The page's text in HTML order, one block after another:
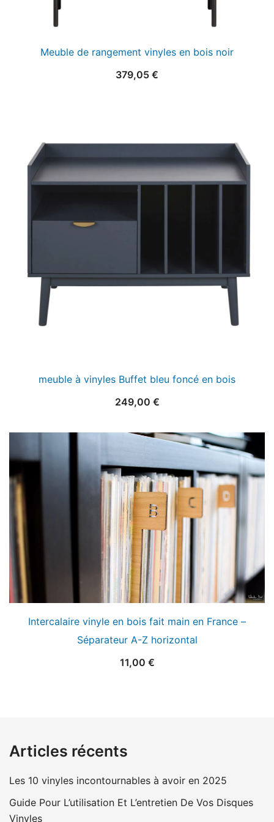
Meuble de rangement vinyles en bois noir
379,05 €
meuble à vinyles Buffet bleu foncé en bois
249,00 €
Intercalaire vinyle en bois fait main en France –
Séparateur A-Z horizontal
11,00 €
Articles récents
Les 10 vinyles incontournables à avoir en 2025
Guide Pour L’utilisation Et L’entretien De Vos Disques
Vinyles